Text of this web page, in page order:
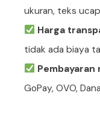
ukuran, teks
Harga
tidak ada biaya
Pembayaran
GoPay, OVO,